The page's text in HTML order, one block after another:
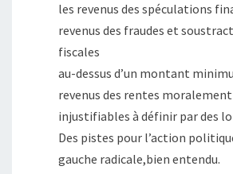
les revenus des spéculations
revenus des fraudes et
fiscales
au-dessus d’un montant
revenus des rentes moralement
injustifiables à définir par des
Des pistes pour l’action
gauche radicale,bien entendu.